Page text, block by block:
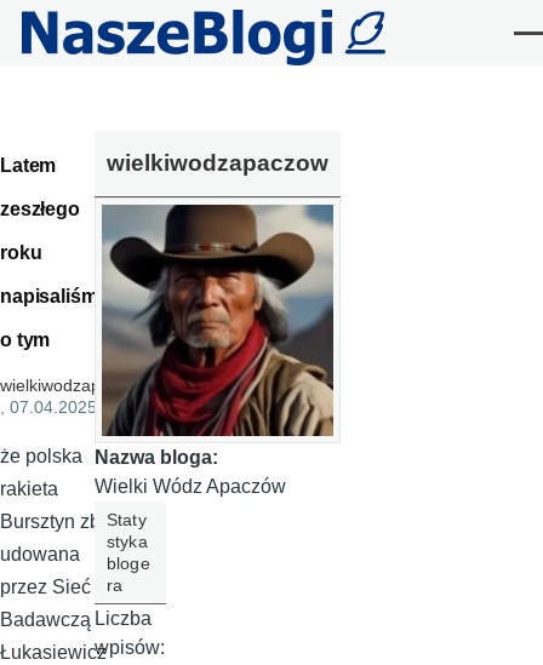
Przejdź do treści
Latem
zeszłego
roku
napisaliśmy
o tym
wielkiwodzapaczow
, 07.04.2025
że polska
rakieta
Bursztyn zb
udowana
przez Sieć
Badawczą
Łukasiewicz
wielkiwodzapaczow
Nazwa bloga:
Wielki Wódz Apaczów
Staty
styka
bloge
ra
Liczba
wpisów: